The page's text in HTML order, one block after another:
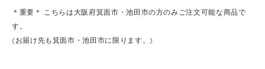
＊重要＊ こちらは大阪府箕面市・池田市の方のみご注文可能な商品で
す。
(お届け先も箕面市・池田市に限ります。)